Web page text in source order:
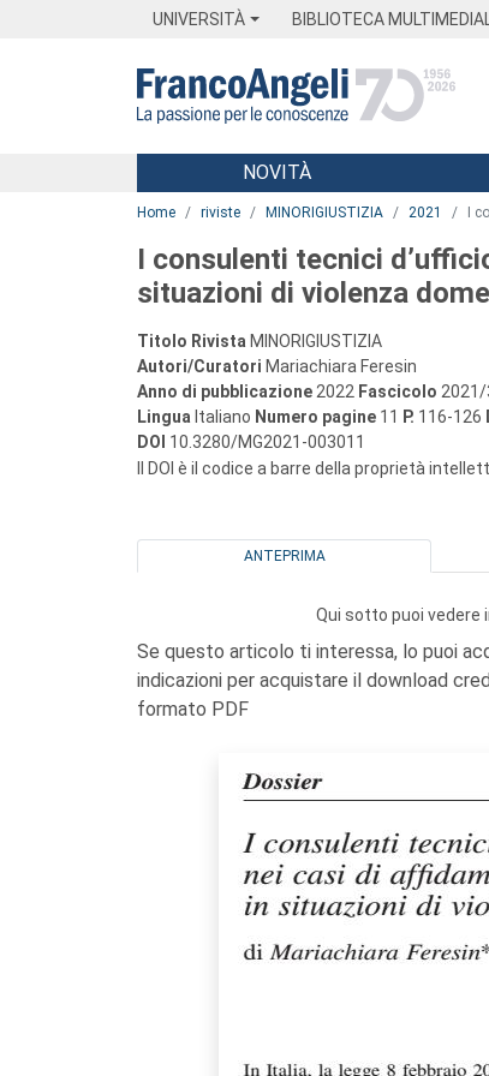
UNIVERSITÀ BIBLIOTECA
Menu
NOVITÀ
Home riviste MINORIGIUSTIZIA 2021 I
I consulenti tecnici
situazioni di violenza
Titolo Rivista MINORIGIUSTIZIA
Autori/Curatori Mariachiara Feresin
Anno di pubblicazione 2022 Fascicolo 2021/
Lingua Italiano Numero pagine 11 P. 116-126
DOI 10.3280/MG2021-003011
Il DOI è il codice a barre della proprietà
ANTEPRIMA
Qui sotto puoi vedere
Se questo articolo ti interessa, lo puoi
indicazioni per acquistare il download
formato PDF